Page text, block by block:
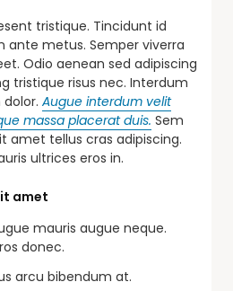
tristique. Tincidunt id
ante metus. Semper viverra
Odio aenean sed adipiscing
tristique risus nec. Interdum
Augue interdum velit
massa placerat duis. Sem
amet tellus cras adipiscing.
ultrices eros in.
amet
mauris augue neque.
donec.
arcu bibendum at.